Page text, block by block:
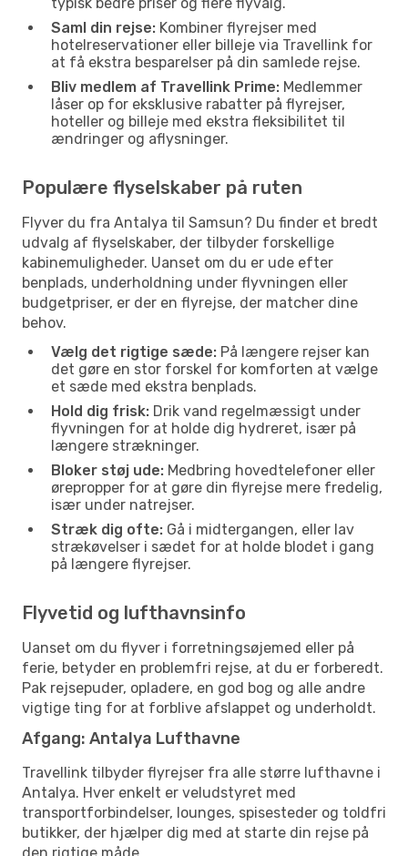
Saml din rejse: Kombiner flyrejser med
hotelreservationer eller billeje via Travellink for
at få ekstra besparelser på din samlede rejse.
Bliv medlem af Travellink Prime: Medlemmer
låser op for eksklusive rabatter på flyrejser,
hoteller og billeje med ekstra fleksibilitet til
ændringer og aflysninger.
Populære flyselskaber på ruten
Flyver du fra Antalya til Samsun? Du finder et bredt
udvalg af flyselskaber, der tilbyder forskellige
kabinemuligheder. Uanset om du er ude efter
benplads, underholdning under flyvningen eller
budgetpriser, er der en flyrejse, der matcher dine
behov.
Vælg det rigtige sæde: På længere rejser kan
det gøre en stor forskel for komforten at vælge
et sæde med ekstra benplads.
Hold dig frisk: Drik vand regelmæssigt under
flyvningen for at holde dig hydreret, især på
længere strækninger.
Bloker støj ude: Medbring hovedtelefoner eller
ørepropper for at gøre din flyrejse mere fredelig,
især under natrejser.
Stræk dig ofte: Gå i midtergangen, eller lav
strækøvelser i sædet for at holde blodet i gang
på længere flyrejser.
Flyvetid og lufthavnsinfo
Uanset om du flyver i forretningsøjemed eller på
ferie, betyder en problemfri rejse, at du er forberedt.
Pak rejsepuder, opladere, en god bog og alle andre
vigtige ting for at forblive afslappet og underholdt.
Afgang: Antalya Lufthavne
Travellink tilbyder flyrejser fra alle større lufthavne i
Antalya. Hver enkelt er veludstyret med
transportforbindelser, lounges, spisesteder og toldfri
butikker, der hjælper dig med at starte din rejse på